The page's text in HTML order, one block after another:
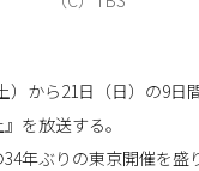
）から21日（日）の9日
を放送する。
年ぶりの東京開催を盛